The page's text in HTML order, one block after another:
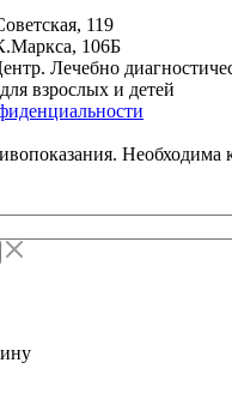
119
106Б
Лечебно
взрослых и детей
Необходима